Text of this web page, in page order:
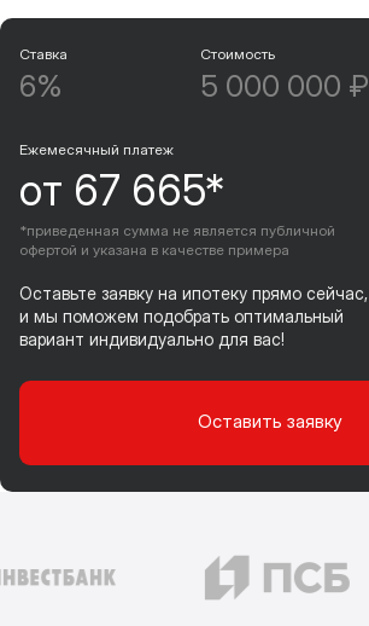
Ставка
6%
Стоимость
5 000 000 ₽
Ежемесячный платеж
от 67 665*
*приведенная сумма не является публичной
офертой и указана в качестве примера
Оставьте заявку на ипотеку прямо сейчас,
и мы поможем подобрать оптимальный
вариант индивидуально для вас!
Оставить заявку